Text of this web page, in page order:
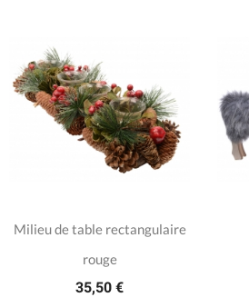
Milieu de table rectangulaire
rouge
35,50 €